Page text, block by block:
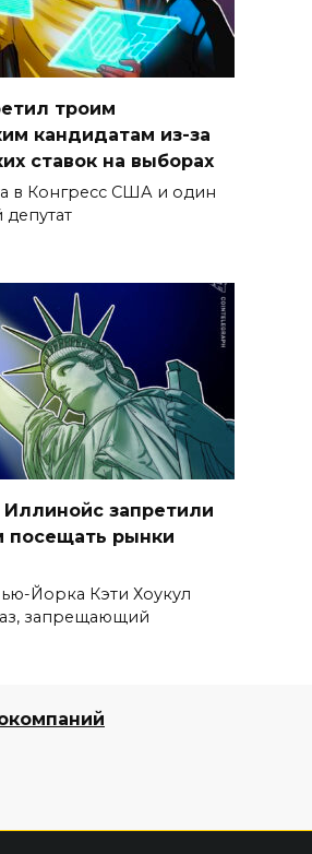
троим
кандидатам из-за
ставок на выборах
в Конгресс США и один
запретили
посещать рынки
Йорка Кэти Хоукул
запрещающий